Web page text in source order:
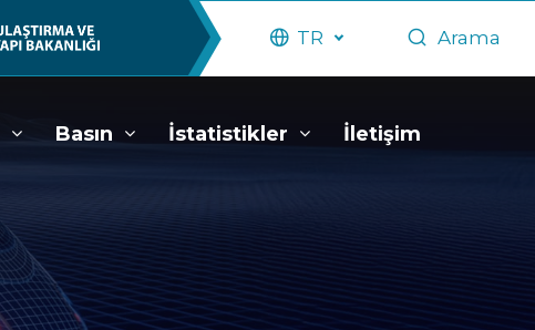
TR Arama
Basın İstatistikler İletişim